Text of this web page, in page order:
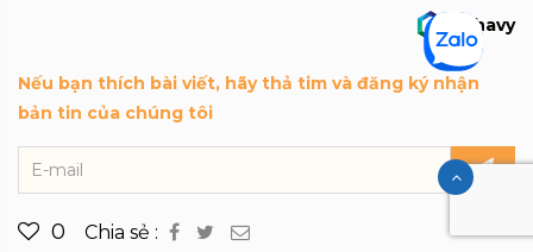
havy
Nếu bạn thích bài viết, hãy thả tim và đăng ký nhận
bản tin của chúng tôi
0 Chia sẻ :